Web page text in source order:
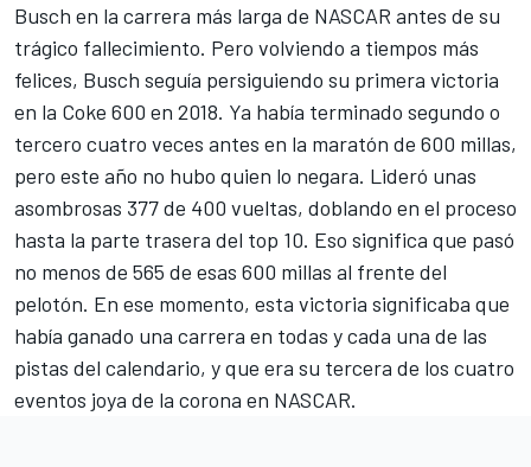
Busch en la carrera más larga de NASCAR antes de su
trágico fallecimiento. Pero volviendo a tiempos más
felices, Busch seguía persiguiendo su primera victoria
en la Coke 600 en 2018. Ya había terminado segundo o
tercero cuatro veces antes en la maratón de 600 millas,
pero este año no hubo quien lo negara. Lideró unas
asombrosas 377 de 400 vueltas, doblando en el proceso
hasta la parte trasera del top 10. Eso significa que pasó
no menos de 565 de esas 600 millas al frente del
pelotón. En ese momento, esta victoria significaba que
había ganado una carrera en todas y cada una de las
pistas del calendario, y que era su tercera de los cuatro
eventos joya de la corona en NASCAR.